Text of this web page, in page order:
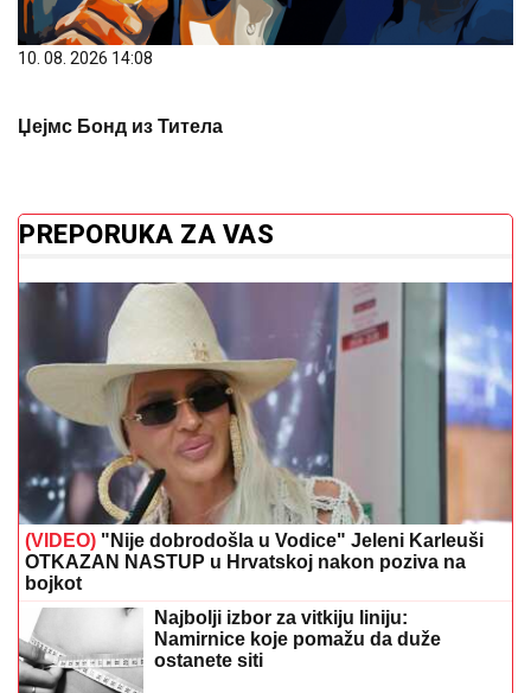
10. 08. 2026 14:08
Џејмс Бонд из Титела
PREPORUKA ZA VAS
(VIDEO) "Nije dobrodošla u Vodice" Jeleni Karleuši
OTKAZAN NASTUP u Hrvatskoj nakon poziva na
bojkot
Najbolji izbor za vitkiju liniju:
Namirnice koje pomažu da duže
ostanete siti